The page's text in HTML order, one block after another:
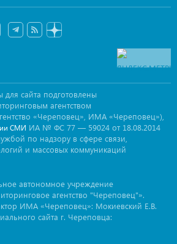
сайта подготовлены
агентством
«Череповец», ИМА «Череповец»),
СМИ ИА № ФС 77 — 59024 от 18.08.2014
по надзору в сфере связи,
и массовых коммуникаций
автономное учреждение
агентство "Череповец"».
ИМА «Череповец»: Мокиевский Е.В.
сайта г. Череповца: